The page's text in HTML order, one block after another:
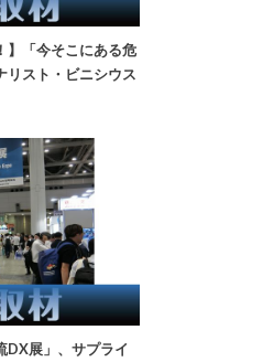
】「今そこにある危
スト・ビニシウス
DX展」、サプライ